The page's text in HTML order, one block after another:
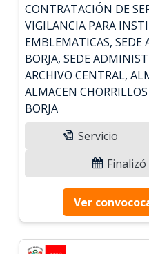
CONTRATACIÓN DE
VIGILANCIA PARA
EMBLEMATICAS,
BORJA, SEDE
ARCHIVO CENTRAL,
ALMACEN
BORJA
Servicio
Ver